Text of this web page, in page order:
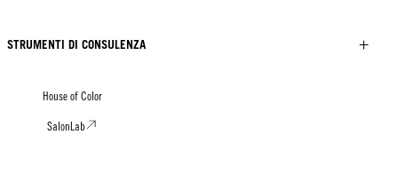
STRUMENTI DI CONSULENZA
House of Color
SalonLab